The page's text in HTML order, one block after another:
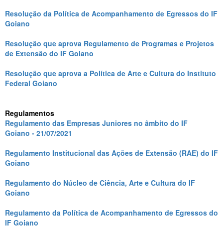
Resolução da Política de Acompanhamento de Egressos do IF
Goiano
Resolução que aprova Regulamento de Programas e Projetos
de Extensão do IF Goiano
Resolução que aprova a Política de Arte e Cultura do Instituto
Federal Goiano
Regulamentos
Regulamento das Empresas Juniores no âmbito do IF
Goiano - 21/07/2021
Regulamento Institucional das Ações de Extensão (RAE) do IF
Goiano
Regulamento do Núcleo de Ciência, Arte e Cultura do IF
Goiano
Regulamento da Política de Acompanhamento de Egressos do
IF Goiano